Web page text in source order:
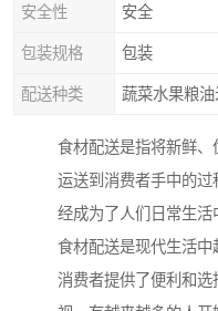
安全性 安全
包装规格 包装
配送种类 蔬菜水果粮
食材配送是指将新鲜
运送到消费者手中的
经成为了人们日常生活
食材配送是现代生活
消费者提供了便利和